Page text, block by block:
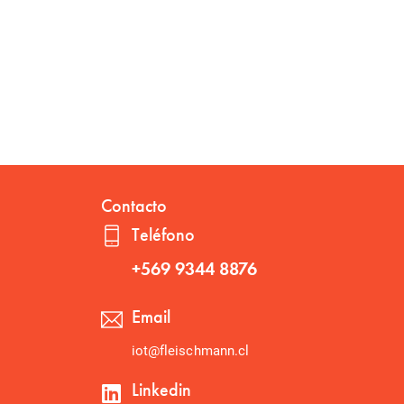
Contacto
Teléfono
+569 9344 8876
Email
iot@fleischmann.cl
Linkedin